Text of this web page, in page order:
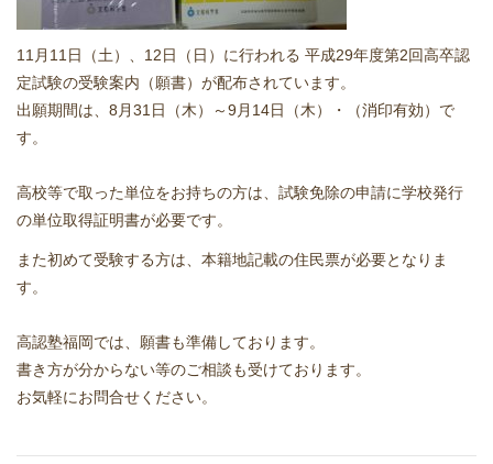
どうやって勉強する？
合格後の進路
オンライン個別指導
アクセス情報
プライバシーポリシー
お問い合わせ
高認塾ブログ
11月11日（土）、12日（日）に行われる 平成29年度第2回高卒認
定試験の受験案内（願書）が配布されています。
出願期間は、8月31日（木）～9月14日（木）・（消印有効）で
す。
高校等で取った単位をお持ちの方は、試験免除の申請に学校発行
の単位取得証明書が必要です。
また初めて受験する方は、本籍地記載の住民票が必要となりま
す。
高認塾福岡では、願書も準備しております。
書き方が分からない等のご相談も受けております。
お気軽にお問合せください。